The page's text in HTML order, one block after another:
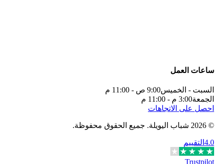
ساعات العمل
السبت - الخميس9:00 ص - 11:00 م
الجمعة3:00 م - 11:00 م
احصل على الاتجاهات
©
2026 شباب اليويلة. جميع الحقوق محفوظة.
4.0 التقييم
Trustpilot